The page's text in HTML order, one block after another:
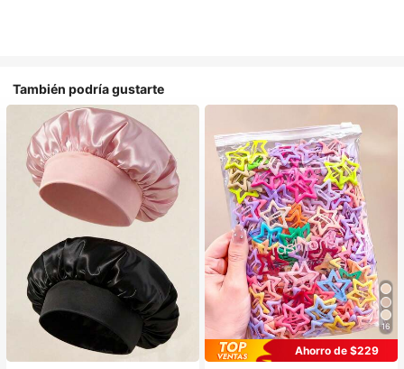
También podría gustarte
#1 Más vendidos
en Multicolor Gorros para el pelo para mujer
Establecido hace 1 año
16
Ahorro de $229
#1 Más vendidos
en Aleación De Hierro Accesorios para el cabello d
¡Casi agotado!